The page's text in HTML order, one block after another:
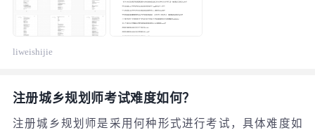
liweishijie
注册城乡规划师考试难度如何？
注册城乡规划师是采用何种形式进行考试，具体难度如